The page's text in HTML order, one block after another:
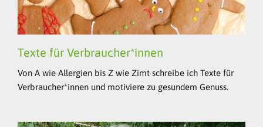
Texte für Verbraucher*innen
Von A wie Allergien bis Z wie Zimt schreibe ich Texte für
Verbraucher*innen und motiviere zu gesundem Genuss.